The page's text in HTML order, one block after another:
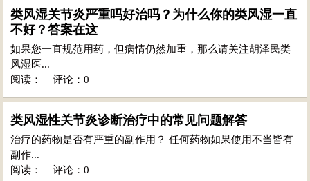
类风湿关节炎严重吗好治吗？为什么你的类风湿一直
不好？答案在这
如果您一直规范用药，但病情仍然加重，那么请关注胡泽民类
风湿医...
阅读：
评论：0
类风湿性关节炎诊断治疗中的常见问题解答
治疗的药物是否有严重的副作用？ 任何药物如果使用不当皆有
副作...
阅读：
评论：0